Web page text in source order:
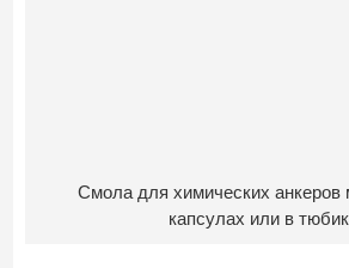
Смола для химических анкеров
капсулах или в